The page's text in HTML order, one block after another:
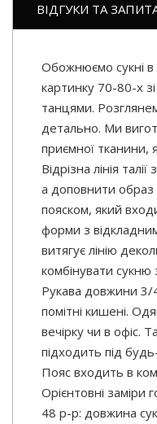
ВІДГУКИ ТА
Обожнюємо сукні в
картинку 70-80-х
танцями.
детально. Ми
приємної тканини,
Відрізна лінія
а доповнити
пояском, який
форми з
витягує лінію
комбінувати
Рукава довжини 3/
помітні кишені.
вечірку чи в офіс.
підходить під
Пояс входить в
Орієнтовні заміри
48 р-р: довжина